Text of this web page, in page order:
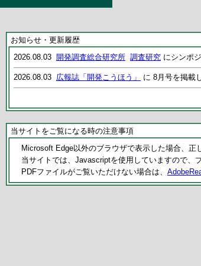
お知らせ・更新履歴
2026.08.03 開発調査総合研究所 調査研究 にシンポ
2026.08.03 広報誌「開発こうほう」 に 8月号を掲載
当サイトをご覧になる時の注意事項
Microsoft Edge以外のブラウザで表示した場合、正
当サイトでは、Javascriptを使用していますので、
PDFファイルがご覧いただけない場合は、